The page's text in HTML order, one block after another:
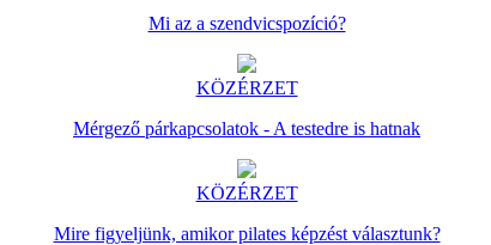
Mi az a szendvicspozíció?
KÖZÉRZET
Mérgező párkapcsolatok - A testedre is hatnak
KÖZÉRZET
Mire figyeljünk, amikor pilates képzést választunk?